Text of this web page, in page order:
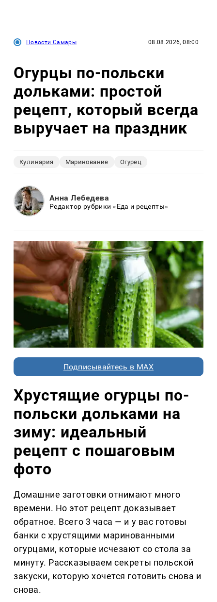
Новости Самары 08.08.2026, 08:00
Огурцы по‑польски
дольками: простой
рецепт, который всегда
выручает на праздник
Кулинария Маринование Огурец
Анна Лебедева
Редактор рубрики «Еда и рецепты»
Подписывайтесь в MAX
Хрустящие огурцы по-
польски дольками на
зиму: идеальный
рецепт с пошаговым
фото
Домашние заготовки отнимают много
времени. Но этот рецепт доказывает
обратное. Всего 3 часа — и у вас готовы
банки с хрустящими маринованными
огурцами, которые исчезают со стола за
минуту. Рассказываем секреты польской
закуски, которую хочется готовить снова и
снова.